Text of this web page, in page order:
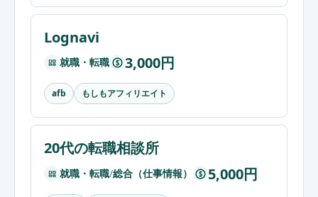
Lognavi
就職・転職 $ 3,000円
afb もしもアフィリエイト
20代の転職相談所
就職・転職/総合（仕事情報） $ 5,000円